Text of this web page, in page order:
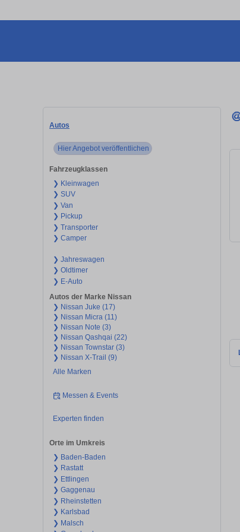
Autos
Hier Angebot veröffentlichen
Fahrzeugklassen
❯ Kleinwagen
❯ SUV
❯ Van
❯ Pickup
❯ Transporter
❯ Camper
❯ Jahreswagen
❯ Oldtimer
❯ E-Auto
Autos der Marke Nissan
❯ Nissan Juke (17)
❯ Nissan Micra (11)
❯ Nissan Note (3)
❯ Nissan Qashqai (22)
❯ Nissan Townstar (3)
❯ Nissan X-Trail (9)
Alle Marken
Messen & Events
Experten finden
Orte im Umkreis
❯ Baden-Baden
❯ Rastatt
❯ Ettlingen
❯ Gaggenau
❯ Rheinstetten
❯ Karlsbad
❯ Malsch